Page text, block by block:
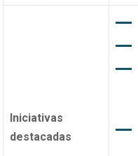
Iniciativas
destacadas